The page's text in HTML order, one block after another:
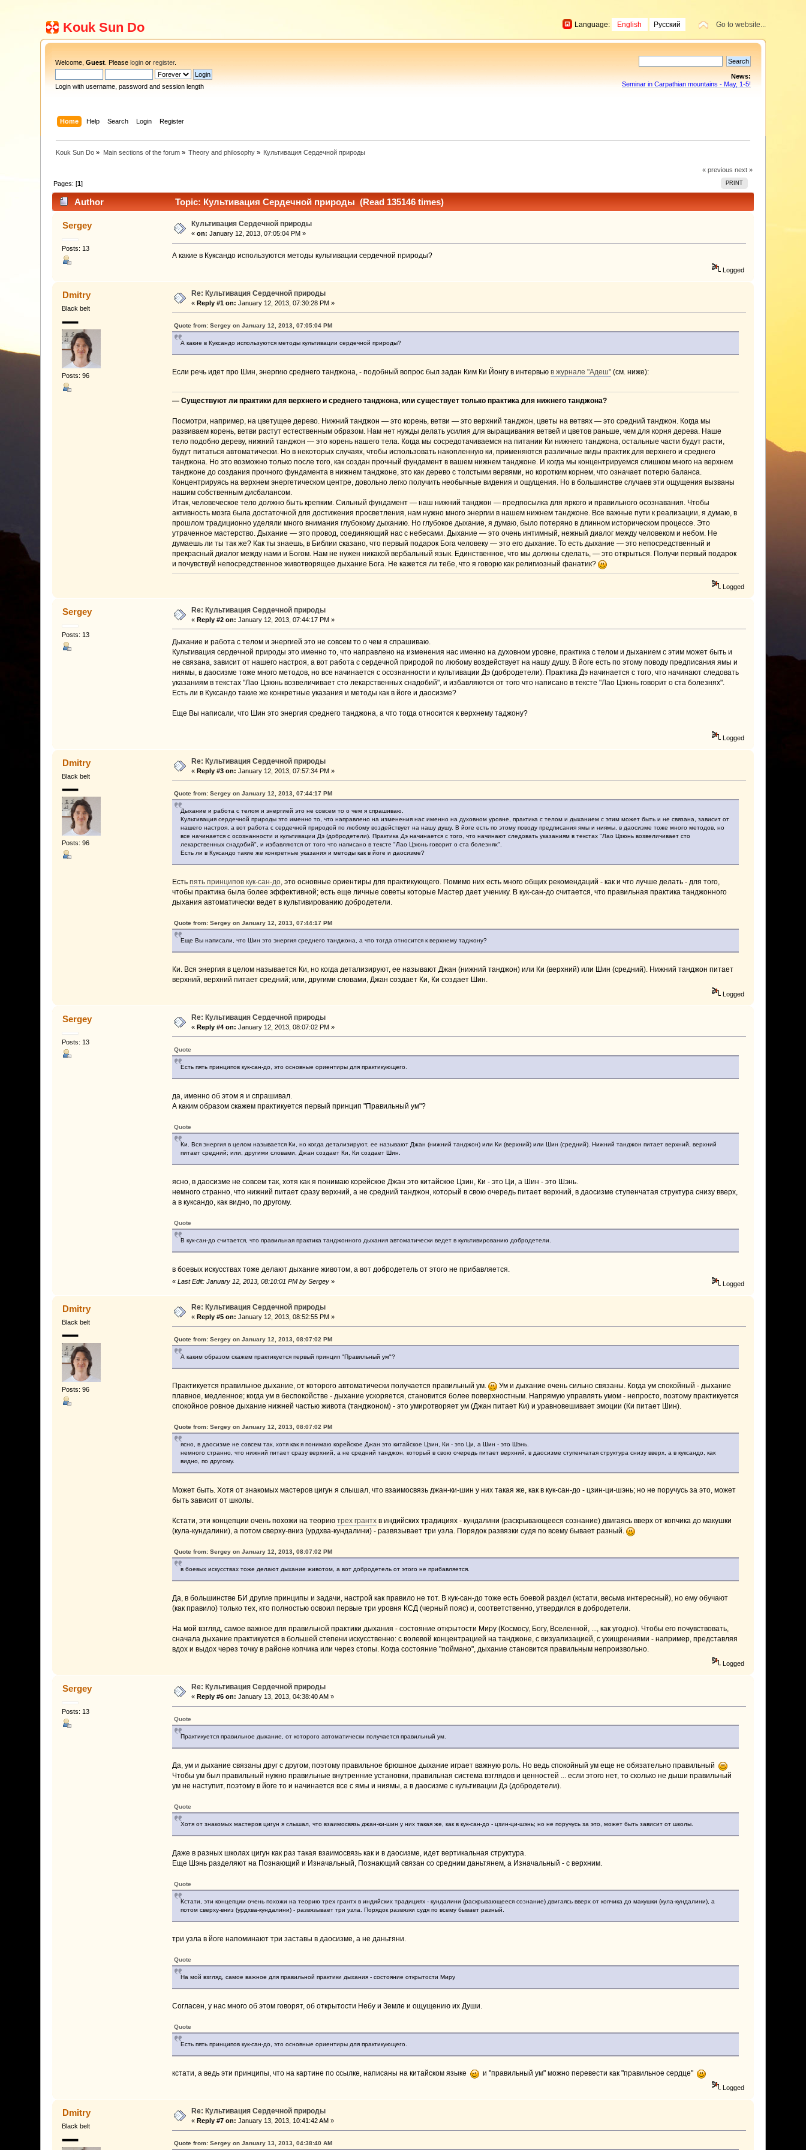
Kouk Sun Do Go to website...
Language: English Русский
Welcome,Guest . Pleaselogin orregister.
Login with username, password and session length
News:
Seminar in Carpathian mountains - May, 1-5!
Home Help Search Login Register
Kouk Sun Do » Main sections of the forum» Theory and philosophy » Культивация Сердечной природы
« previous next »
PRINT
Pages: [1]
Author Topic: Культивация Сердечной природы (Read 135146 times)
Sergey
Posts: 13
Культивация Сердечной природы
«on: January 12, 2013, 07:05:04 PM »
А какие в Куксандо используются методы культивации сердечной природы?
Logged
Dmitry
Black belt
Posts: 96
Re: Культивация Сердечной природы
« Reply #1 on: January 12, 2013, 07:30:28 PM »
Quote from: Sergey on January 12, 2013, 07:05:04 PM
А какие в Куксандо используются методы культивации сердечной природы?
Если речь идет про Шин, энергию среднего танджона, - подобный вопрос был задан Ким Ки Йонгу в интервью в журнале "Адеш"(см. ниже):
— Существуют ли практики для верхнего и среднего танджона, или существует только практика для нижнего танджона?
Посмотри, например, на цветущее дерево. Нижний танджон — это корень, ветви — это верхний танджон, цветы на ветвях — это средний танджон. Когда мы
развиваем корень, ветви растут естественным образом. Нам нет нужды делать усилия для выращивания ветвей и цветов раньше, чем для корня дерева. Наше
тело подобно дереву, нижний танджон — это корень нашего тела. Когда мы сосредотачиваемся на питании Ки нижнего танджона, остальные части будут расти,
будут питаться автоматически. Но в некоторых случаях, чтобы использовать накопленную ки, применяются различные виды практик для верхнего и среднего
танджона. Но это возможно только после того, как создан прочный фундамент в вашем нижнем танджоне. И когда мы концентрируемся слишком много на верхнем
танджоне до создания прочного фундамента в нижнем танджоне, это как дерево с толстыми вервями, но коротким корнем, что означает потерю баланса.
Концентрируясь на верхнем энергетическом центре, довольно легко получить необычные видения и ощущения. Но в большинстве случаев эти ощущения вызваны
нашим собственным дисбалансом.
Итак, человеческое тело должно быть крепким. Сильный фундамент — наш нижний танджон — предпосылка для яркого и правильного осознавания. Чтобы
активность мозга была достаточной для достижения просветления, нам нужно много энергии в нашем нижнем танджоне. Все важные пути к реализации, я думаю, в
прошлом традиционно уделяли много внимания глубокому дыханию. Но глубокое дыхание, я думаю, было потеряно в длинном историческом процессе. Это
утраченное мастерство. Дыхание — это провод, соединяющий нас с небесами. Дыхание — это очень интимный, нежный диалог между человеком и небом. Не
думаешь ли ты так же? Как ты знаешь, в Библии сказано, что первый подарок Бога человеку — это его дыхание. То есть дыхание — это непосредственный и
прекрасный диалог между нами и Богом. Нам не нужен никакой вербальный язык. Единственное, что мы должны сделать, — это открыться. Получи первый подарок
и почувствуй непосредственное животворящее дыхание Бога. Не кажется ли тебе, что я говорю как религиозный фанатик?
Logged
Sergey
Posts: 13
Re: Культивация Сердечной природы
«Reply #2 on: January 12, 2013, 07:44:17 PM »
Дыхание и работа с телом и энергией это не совсем то о чем я спрашиваю.
Культивация сердечной природы это именно то, что направлено на изменения нас именно на духовном уровне, практика с телом и дыханием с этим может быть и
не связана, зависит от нашего настроя, а вот работа с сердечной природой по любому воздействует на нашу душу. В йоге есть по этому поводу предписания ямы и
ниямы, в даосизме тоже много методов, но все начинается с осознанности и культивации Дэ (добродетели). Практика Дэ начинается с того, что начинают следовать
указаниям в текстах "Лао Цзюнь возвеличивает сто лекарственных снадобий", и избавляются от того что написано в тексте "Лао Цзюнь говорит о ста болезнях".
Есть ли в Куксандо такие же конкретные указания и методы как в йоге и даосизме?
Еще Вы написали, что Шин это энергия среднего танджона, а что тогда относится к верхнему таджону?
Logged
Dmitry
Black belt
Posts: 96
Re: Культивация Сердечной природы
«Reply #3 on: January 12, 2013, 07:57:34 PM »
Quote from: Sergey on January 12, 2013, 07:44:17 PM
Дыхание и работа с телом и энергией это не совсем то о чем я спрашиваю.
Культивация сердечной природы это именно то, что направлено на изменения нас именно на духовном уровне, практика с телом и дыханием с этим может быть и не связана, зависит от
нашего настроя, а вот работа с сердечной природой по любому воздействует на нашу душу. В йоге есть по этому поводу предписания ямы и ниямы, в даосизме тоже много методов, но
все начинается с осознанности и культивации Дэ (добродетели). Практика Дэ начинается с того, что начинают следовать указаниям в текстах "Лао Цзюнь возвеличивает сто
лекарственных снадобий", и избавляются от того что написано в тексте "Лао Цзюнь говорит о ста болезнях".
Есть ли в Куксандо такие же конкретные указания и методы как в йоге и даосизме?
Есть пять принципов кук-сан-до, это основные ориентиры для практикующего. Помимо них есть много общих рекомендаций - как и что лучше делать - для того,
чтобы практика была более эффективной; есть еще личные советы которые Мастер дает ученику. В кук-сан-до считается, что правильная практика танджонного
дыхания автоматически ведет в культивированию добродетели.
Quote from: Sergey on January 12, 2013, 07:44:17 PM
Еще Вы написали, что Шин это энергия среднего танджона, а что тогда относится к верхнему таджону?
Ки. Вся энергия в целом называется Ки, но когда детализируют, ее называют Джан (нижний танджон) или Ки (верхний) или Шин (средний). Нижний танджон питает
верхний, верхний питает средний; или, другими словами, Джан создает Ки, Ки создает Шин.
Logged
Sergey
Posts: 13
Re: Культивация Сердечной природы
«Reply #4 on: January 12, 2013, 08:07:02 PM »
Quote
Есть пять принципов кук-сан-до, это основные ориентиры для практикующего.
да, именно об этом я и спрашивал.
А каким образом скажем практикуется первый принцип "Правильный ум"?
Quote
Ки. Вся энергия в целом называется Ки, но когда детализируют, ее называют Джан (нижний танджон) или Ки (верхний) или Шин (средний). Нижний танджон питает верхний, верхний
питает средний; или, другими словами, Джан создает Ки, Ки создает Шин.
ясно, в даосизме не совсем так, хотя как я понимаю корейское Джан это китайское Цзин, Ки - это Ци, а Шин - это Шэнь.
немного странно, что нижний питает сразу верхний, а не средний танджон, который в свою очередь питает верхний, в даосизме ступенчатая структура снизу вверх,
а в куксандо, как видно, по другому.
Quote
В кук-сан-до считается, что правильная практика танджонного дыхания автоматически ведет в культивированию добродетели.
в боевых искусствах тоже делают дыхание животом, а вот добродетель от этого не прибавляется.
« Last Edit: January 12, 2013, 08:10:01 PM by Sergey» Logged
Dmitry
Black belt
Posts: 96
Re: Культивация Сердечной природы
«Reply #5 on: January 12, 2013, 08:52:55 PM »
Quote from: Sergey on January 12, 2013, 08:07:02 PM
А каким образом скажем практикуется первый принцип "Правильный ум"?
Практикуется правильное дыхание, от которого автоматически получается правильный ум.
Ум и дыхание очень сильно связаны. Когда ум спокойный - дыхание
плавное, медленное; когда ум в беспокойстве - дыхание ускоряется, становится более поверхностным. Напрямую управлять умом - непросто, поэтому практикуется
спокойное ровное дыхание нижней частью живота (танджоном) - это умиротворяет ум (Джан питает Ки) и уравновешивает эмоции (Ки питает Шин).
Quote from: Sergey on January 12, 2013, 08:07:02 PM
ясно, в даосизме не совсем так, хотя как я понимаю корейское Джан это китайское Цзин, Ки - это Ци, а Шин - это Шэнь.
немного странно, что нижний питает сразу верхний, а не средний танджон, который в свою очередь питает верхний, в даосизме ступенчатая структура снизу вверх, а в куксандо, как
видно, по другому.
Может быть. Хотя от знакомых мастеров цигун я слышал, что взаимосвязь джан-ки-шин у них такая же, как в кук-сан-до - цзин-ци-шэнь; но не поручусь за это, может
быть зависит от школы.
Кстати, эти концепции очень похожи на теорию трех грантхв индийских традициях - кундалини (раскрывающееся сознание) двигаясь вверх от копчика до макушки
(кула-кундалини), а потом сверху-вниз (урдхва-кундалини) - развязывает три узла. Порядок развязки судя по всему бывает разный.
Quote from: Sergey on January 12, 2013, 08:07:02 PM
в боевых искусствах тоже делают дыхание животом, а вот добродетель от этого не прибавляется.
Да, в большинстве БИ другие принципы и задачи, настрой как правило не тот. В кук-сан-до тоже есть боевой раздел (кстати, весьма интересный), но ему обучают
(как правило) только тех, кто полностью освоил первые три уровня КСД (черный пояс) и, соответственно, утвердился в добродетели.
На мой взгляд, самое важное для правильной практики дыхания - состояние открытости Миру (Космосу, Богу, Вселенной, ..., как угодно). Чтобы его почувствовать,
сначала дыхание практикуется в большей степени искусственно: с волевой концентрацией на танджоне, с визуализацией, с ухищрениями - например, представляя
вдох и выдох через точку в районе копчика или через стопы. Когда состояние "поймано", дыхание становится правильным непроизвольно.
Logged
Sergey
Posts: 13
Re: Культивация Сердечной природы
« Reply #6 on: January 13, 2013, 04:38:40 AM »
Quote
Практикуется правильное дыхание, от которого автоматически получается правильный ум.
Да, ум и дыхание связаны друг с другом, поэтому правильное брюшное дыхание играет важную роль. Но ведь спокойный ум еще не обязательно правильный
Чтобы ум был правильный нужно правильные внутренние установки, правильная система взглядов и ценностей ... если этого нет, то сколько не дыши правильный
ум не наступит, поэтому в йоге то и начинается все с ямы и ниямы, а в даосизме с культивации Дэ (добродетели).
Quote
Хотя от знакомых мастеров цигун я слышал, что взаимосвязь джан-ки-шин у них такая же, как в кук-сан-до - цзин-ци-шэнь; но не поручусь за это, может быть зависит от школы.
Даже в разных школах цигун как раз такая взаимосвязь как и в даосизме, идет вертикальная структура.
Еще Шэнь разделяют на Познающий и Изначальный, Познающий связан со средним даньтянем, а Изначальный - с верхним.
Quote
Кстати, эти концепции очень похожи на теорию трех грантх в индийских традициях - кундалини (раскрывающееся сознание) двигаясь вверх от копчика до макушки (кула-кундалини), а
потом сверху-вниз (урдхва-кундалини) - развязывает три узла. Порядок развязки судя по всему бывает разный.
три узла в йоге напоминают три заставы в даосизме, а не даньтяни.
Quote
На мой взгляд, самое важное для правильной практики дыхания - состояние открытости Миру
Согласен, у нас много об этом говорят, об открытости Небу и Земле и ощущению их Души.
Quote
Есть пять принципов кук-сан-до, это основные ориентиры для практикующего.
кстати, а ведь эти принципы, что на картине по ссылке, написаны на китайском языке и "правильный ум" можно перевести как "правильное сердце"
Logged
Dmitry
Black belt
Re: Культивация Сердечной природы
« Reply #7 on: January 13, 2013, 10:41:42 AM »
Quote from: Sergey on January 13, 2013, 04:38:40 AM